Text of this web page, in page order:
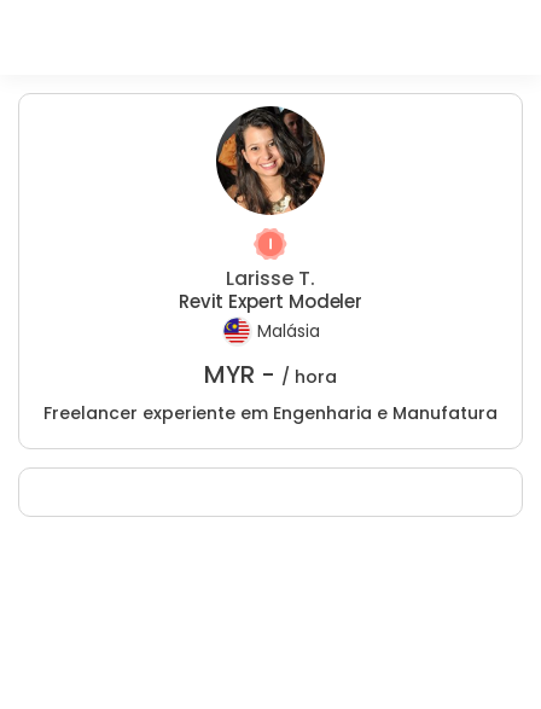
Larisse T.
Revit Expert Modeler
Malásia
MYR - / hora
Freelancer experiente em Engenharia e Manufatura